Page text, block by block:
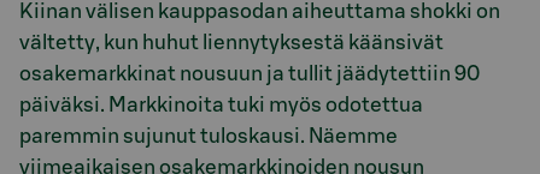
Kiinan välisen kauppasodan aiheuttama shokki on
vältetty, kun huhut liennytyksestä käänsivät
osakemarkkinat nousuun ja tullit jäädytettiin 90
päiväksi. Markkinoita tuki myös odotettua
paremmin sujunut tuloskausi. Näemme
viimeaikaisen osakemarkkinoiden nousun